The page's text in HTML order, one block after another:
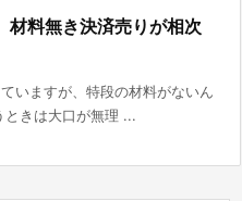
材料無き決済売りが相次
いますが、特段の材料がないん
ときは大口が無理 ...